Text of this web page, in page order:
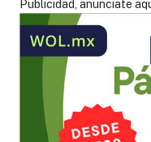
Publicidad, anunciate